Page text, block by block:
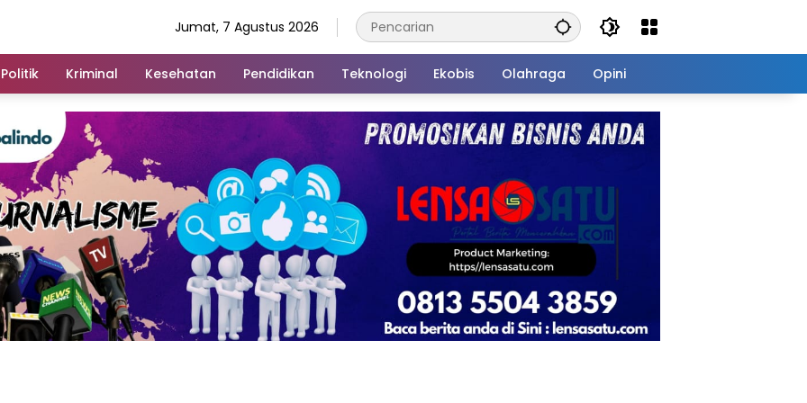
Jumat, 7 Agustus 2026
Politik Kriminal Kesehatan Pendidikan Teknologi Ekobis Olahraga Opini